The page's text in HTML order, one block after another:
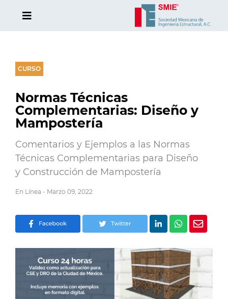
CURSO
Normas Técnicas
Complementarias: Diseño y
Mampostería
Comentarios y Ejemplos a las Normas
Técnicas Complementarias para Diseño
y Construcción de Mampostería
En Línea - Marzo 09, 2022